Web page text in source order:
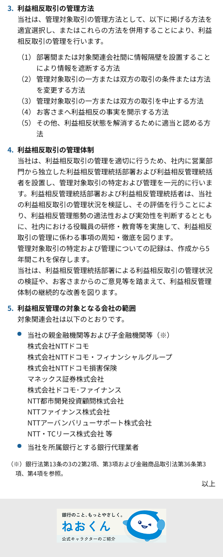
利益相反取引の管理方法
当社は、管理対象取引の管理方法として、以下に掲げる方法を
適宜選択し、またはこれらの方法を併用することにより、利益
相反取引の管理を行います。
部署間または対象関連会社間に情報隔壁を設置すること
により情報を遮断する方法
管理対象取引の一方または双方の取引の条件または方法
を変更する方法
管理対象取引の一方または双方の取引を中止する方法
お客さまへ利益相反の事実を開示する方法
その他、利益相反状態を解消するために適当と認める方
法
利益相反取引の管理体制
当社は、利益相反取引の管理を適切に行うため、社内に営業部
門から独立した利益相反管理統括部署および利益相反管理統括
者を設置し、管理対象取引の特定および管理を一元的に行いま
す。利益相反管理統括部署および利益相反管理統括者は、当社
の利益相反取引の管理状況を検証し、その評価を行うことによ
り、利益相反管理態勢の適法性および実効性を判断するととも
に、社内における役職員の研修・教育等を実施して、利益相反
取引の管理に係わる事項の周知・徹底を図ります。
管理対象取引の特定および管理についての記録は、作成から5
年間これを保存します。
当社は、利益相反管理統括部署による利益相反取引の管理状況
の検証や、お客さまからのご意見等を踏まえて、利益相反管理
体制の継続的な改善を図ります。
利益相反管理の対象となる会社の範囲
対象関連会社は以下のとおりです。
当社の親金融機関等および子金融機関等（※）
株式会社NTTドコモ
株式会社NTTドコモ・フィナンシャルグループ
株式会社NTTドコモ損害保険
マネックス証券株式会社
株式会社ドコモ･ファイナンス
NTT都市開発投資顧問株式会社
NTTファイナンス株式会社
NTTアーバンバリューサポート株式会社
NTT・TCリース株式会社 等
当社を所属銀行とする銀行代理業者
（※）銀行法第13条の3の2第2項、第3項および金融商品取引法第36条第3
項、第4項を参照。
以上